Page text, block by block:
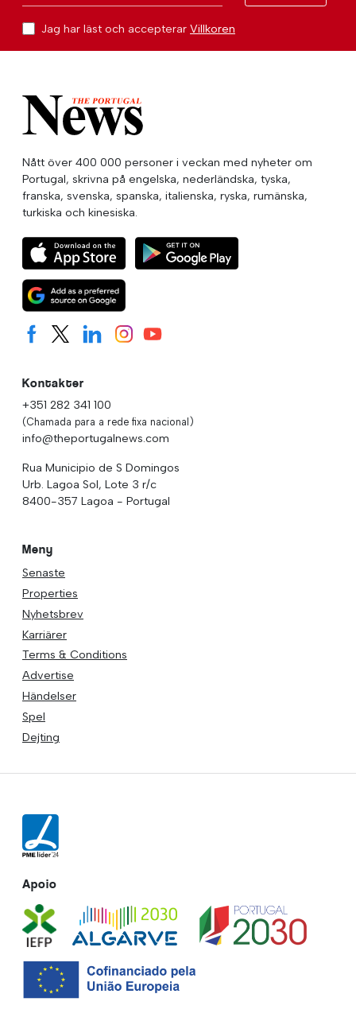
Jag har läst och accepterar Villkoren
Nått över 400 000 personer i veckan med nyheter om
Portugal, skrivna på engelska, nederländska, tyska,
franska, svenska, spanska, italienska, ryska, rumänska,
turkiska och kinesiska.
Kontakter
+351 282 341 100
(Chamada para a rede fixa nacional)
info@theportugalnews.com
Rua Municipio de S Domingos
Urb. Lagoa Sol, Lote 3 r/c
8400-357 Lagoa - Portugal
Meny
Senaste
Properties
Nyhetsbrev
Karriärer
Terms & Conditions
Advertise
Händelser
Spel
Dejting
Apoio